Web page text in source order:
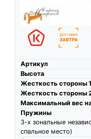
Артикул
Высота
Жесткость стороны 1
Жесткость стороны
Максимальный вес
Пружины
3-х зональные
спальное место)